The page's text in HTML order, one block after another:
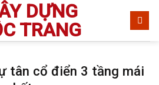
tân cổ điển 3 tầng mái